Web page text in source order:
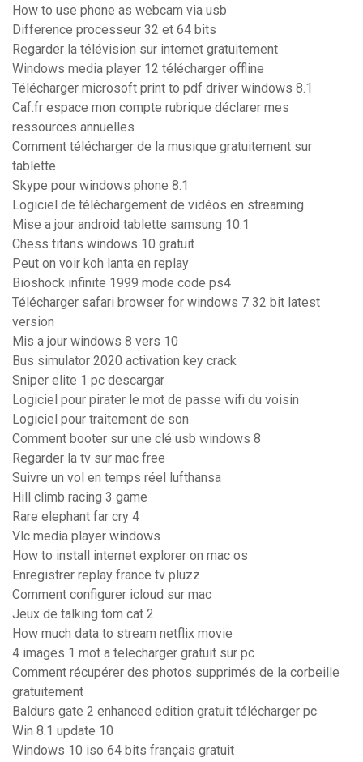
How to use phone as webcam via usb
Difference processeur 32 et 64 bits
Regarder la télévision sur internet gratuitement
Windows media player 12 télécharger offline
Télécharger microsoft print to pdf driver windows 8.1
Caf.fr espace mon compte rubrique déclarer mes
ressources annuelles
Comment télécharger de la musique gratuitement sur
tablette
Skype pour windows phone 8.1
Logiciel de téléchargement de vidéos en streaming
Mise a jour android tablette samsung 10.1
Chess titans windows 10 gratuit
Peut on voir koh lanta en replay
Bioshock infinite 1999 mode code ps4
Télécharger safari browser for windows 7 32 bit latest
version
Mis a jour windows 8 vers 10
Bus simulator 2020 activation key crack
Sniper elite 1 pc descargar
Logiciel pour pirater le mot de passe wifi du voisin
Logiciel pour traitement de son
Comment booter sur une clé usb windows 8
Regarder la tv sur mac free
Suivre un vol en temps réel lufthansa
Hill climb racing 3 game
Rare elephant far cry 4
Vlc media player windows
How to install internet explorer on mac os
Enregistrer replay france tv pluzz
Comment configurer icloud sur mac
Jeux de talking tom cat 2
How much data to stream netflix movie
4 images 1 mot a telecharger gratuit sur pc
Comment récupérer des photos supprimés de la corbeille
gratuitement
Baldurs gate 2 enhanced edition gratuit télécharger pc
Win 8.1 update 10
Windows 10 iso 64 bits français gratuit